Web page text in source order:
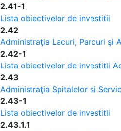
2.41-1
Lista obiectivelor de investitii
2.42
Administraţia Lacuri, Parcuri şi
2.42-1
Lista obiectivelor de investitii
2.43
Administraţia Spitalelor si
2.43-1
Lista obiectivelor de investitii
2.43.1.1